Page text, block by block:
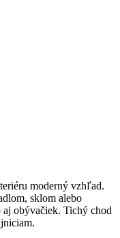
moderný vzhľad.
sklom alebo
obývačiek. Tichý chod